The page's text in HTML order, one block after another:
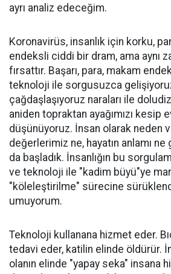
ayrı analiz edeceğim.
Koronavirüs, insanlık için korku,
endeksli ciddi bir dram, ama aynı
fırsattır. Başarı, para, makam
teknoloji ile sorgusuzca
çağdaşlaşıyoruz naraları ile
aniden topraktan ayağımızı kesip
düşünüyoruz. İnsan olarak neden
değerlerimiz ne, hayatın anlamı
da başladık. İnsanlığın bu
ve teknoloji ile "kadim büyü"ye
"köleleştirilme" sürecine
umuyorum.
Teknoloji kullanana hizmet eder.
tedavi eder, katilin elinde öldürür.
olanın elinde "yapay seka" insana